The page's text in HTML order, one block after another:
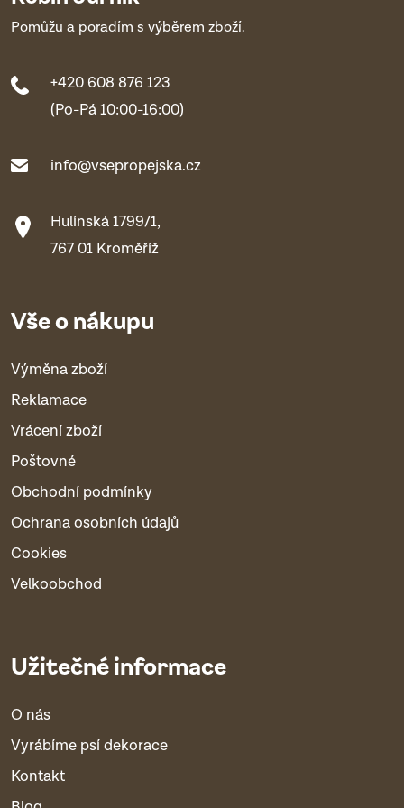
Pomůžu a poradím s výběrem zboží.
+420 608 876 123
(Po-Pá 10:00-16:00)
info@vsepropejska.cz
Hulínská 1799/1,
767 01 Kroměříž
Vše o nákupu
Výměna zboží
Reklamace
Vrácení zboží
Poštovné
Obchodní podmínky
Ochrana osobních údajů
Cookies
Velkoobchod
Užitečné informace
O nás
Vyrábíme psí dekorace
Kontakt